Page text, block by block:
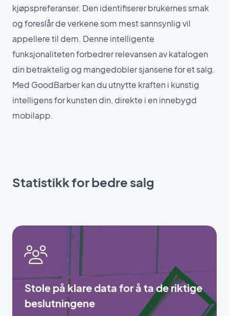
kjøpspreferanser. Den identifiserer brukernes smak
og foreslår de verkene som mest sannsynlig vil
appellere til dem. Denne intelligente
funksjonaliteten forbedrer relevansen av katalogen
din betraktelig og mangedobler sjansene for et salg.
Med GoodBarber kan du utnytte kraften i kunstig
intelligens for kunsten din, direkte i en innebygd
mobilapp.
Statistikk for bedre salg
Stole på klare data for å ta de riktige
beslutningene